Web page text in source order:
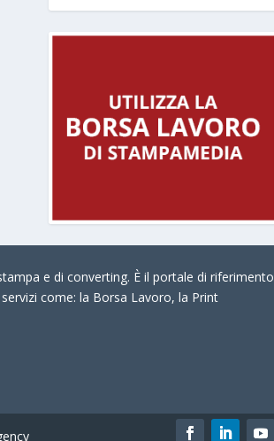
e di converting. È il portale di riferimento
come: la Borsa Lavoro, la Print